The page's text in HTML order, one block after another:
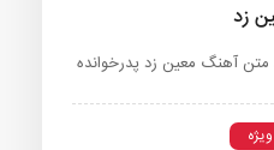
زد
آهنگ معین زد پدرخوانده
ویژه